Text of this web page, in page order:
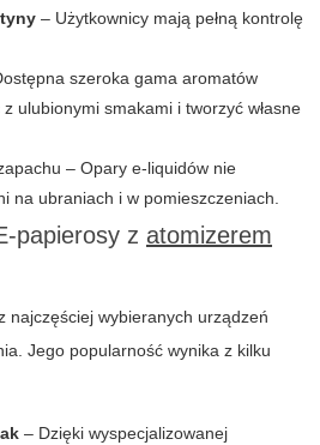
– Użytkownicy mają pełną kontrolę
szeroka gama aromatów
ulubionymi smakami i tworzyć własne
– Opary e-liquidów nie
na ubraniach i w pomieszczeniach.
papierosy z atomizerem
najczęściej wybieranych urządzeń
Jego popularność wynika z kilku
– Dzięki wyspecjalizowanej